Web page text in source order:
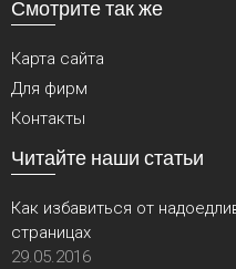
Смотрите так же
Карта сайта
Для фирм
Контакты
Читайте наши статьи
Как избавиться от
страницах
29.05.2016